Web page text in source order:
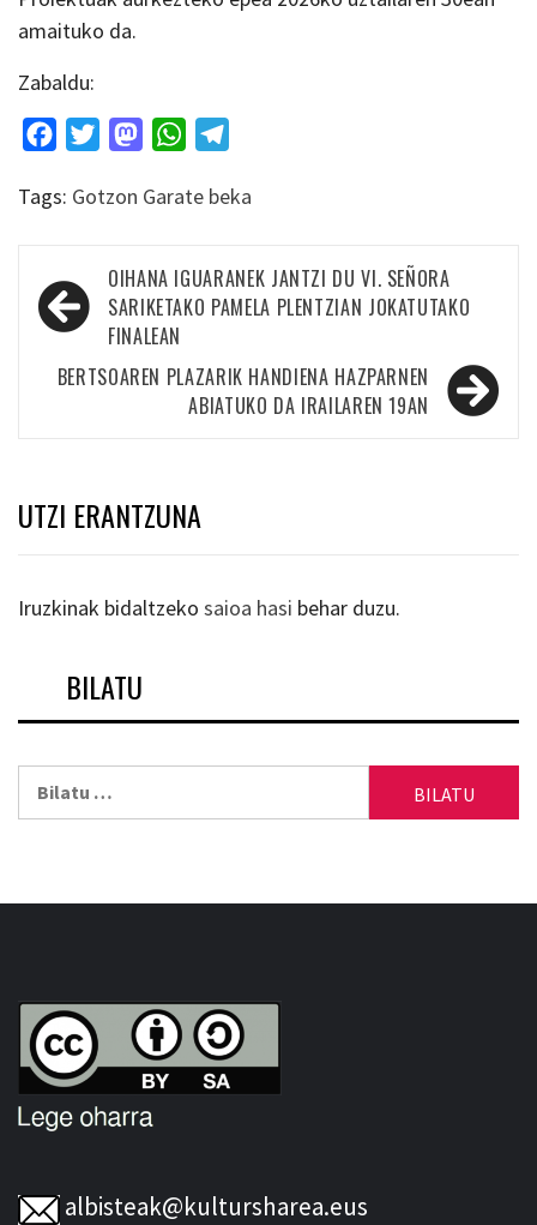
amaituko da.
Zabaldu:
FacebookTwitterMastodonWhatsApp
Tags: Gotzon Garate beka
Bidalketetan
zehar
nabigatu
OIHANA IGUARANEK JANTZI DU VI. SEÑORA
SARIKETAKO PAMELA PLENTZIAN JOKATUTAKO
FINALEAN
BERTSOAREN PLAZARIK HANDIENA HAZPARNEN
ABIATUKO DA IRAILAREN 19AN
UTZI ERANTZUNA
Iruzkinak bidaltzeko saioa hasi behar duzu.
BILATU
albisteak@kultursharea.eus